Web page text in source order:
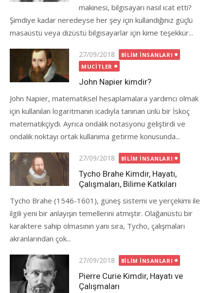
makinesi, bilgisayarı nasıl icat etti?
Şimdiye kadar neredeyse her şey için kullandığınız güçlü
masaüstü veya dizüstü bilgisayarlar için kime teşekkür...
Posted
on
27/09/2018
BILIM İNSANLARI
MUCITLER
John Napier kimdir?
John Napier, matematiksel hesaplamalara yardımcı olmak
için kullanılan logaritmanın icadıyla tanınan ünlü bir İskoç
matematikçiydi. Ayrıca ondalık notasyonu geliştirdi ve
ondalık noktayı ortak kullanıma getirme konusunda...
Posted
on
27/09/2018 BILIM İNSANLARI
Tycho Brahe Kimdir, Hayatı,
Çalışmaları, Bilime Katkıları
Tycho Brahe (1546-1601), güneş sistemi ve yerçekimi ile
ilgili yeni bir anlayışın temellerini atmıştır. Olağanüstü bir
karaktere sahip olmasının yanı sıra, Tycho, çalışmaları
akranlarından çok...
Posted
on
27/09/2018 BILIM İNSANLARI
Pierre Curie Kimdir, Hayatı ve
Çalışmaları